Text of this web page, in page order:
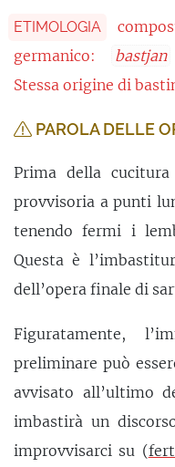
ETIMOLOGIA
germanico:
bastjan
Stessa origine di
PAROLA DELLE
Prima della
provvisoria a punti
tenendo fermi i
Questa è
dell’opera finale di
Figuratamente,
preliminare può
avvisato all’ultimo
imbastirà un
improvvisarci su (